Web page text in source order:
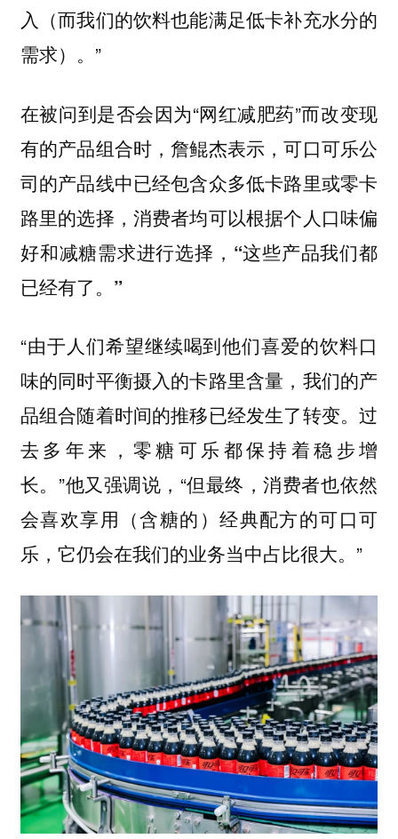
入（而我们的饮料也能满足低卡补充水分的
需求）。”
在被问到是否会因为“网红减肥药”而改变现
有的产品组合时，詹鲲杰表示，可口可乐公
司的产品线中已经包含众多低卡路里或零卡
路里的选择，消费者均可以根据个人口味偏
好和减糖需求进行选择，“这些产品我们都
已经有了。”
“由于人们希望继续喝到他们喜爱的饮料口
味的同时平衡摄入的卡路里含量，我们的产
品组合随着时间的推移已经发生了转变。过
去多年来，零糖可乐都保持着稳步增
长。”他又强调说，“但最终，消费者也依然
会喜欢享用（含糖的）经典配方的可口可
乐，它仍会在我们的业务当中占比很大。 ”